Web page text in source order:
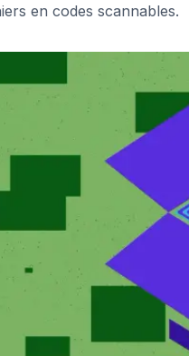
en codes scannables.